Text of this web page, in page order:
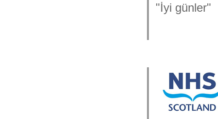
"İyi günler"